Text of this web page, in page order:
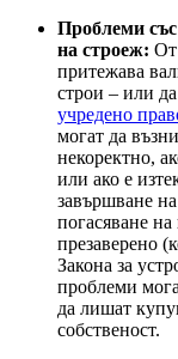
Проблеми със
на строеж: От
притежава
строи – или
учредено
могат да
некоректно,
или ако е
завършване
погасяване
презаверено
Закона за
проблеми
да лишат
собственост.